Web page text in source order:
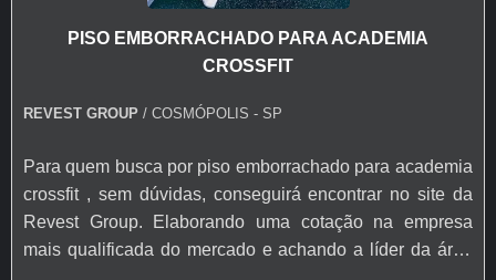
detalhes, mas de grande valia para saber a procedência
e seriedade da empresa. Tudo isso que já foi falado e
outras coisas mais são a razão pela qual a Revest Group
segmento de pisos industriais. A empresa objetiva
total na qualidade. O time conta com trabalhadores de
alta qualidade e terão grande satisfação em melhor lhe
SEGMENTO Somente na Revest Group tem o que há de
PISO EMBORRACHADO PARA ACADEMIA
CROSSFIT
REVEST GROUP / COSMÓPOLIS - SP
Para quem busca por piso emborrachado para academia
crossfit , sem dúvidas, conseguirá encontrar no site da
Revest Group. Elaborando uma cotação na empresa
mais qualificada do mercado e achando a líder da área